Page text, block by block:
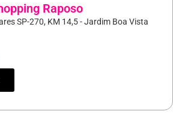
Raposo
SP-270, KM 14,5 - Jardim Boa Vista